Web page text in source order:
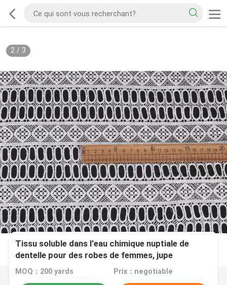
2/ 3
Tissu soluble dans l'eau chimique nuptiale de
dentelle pour des robes de femmes, jupe
MOQ：200 yards Prix：negotiable